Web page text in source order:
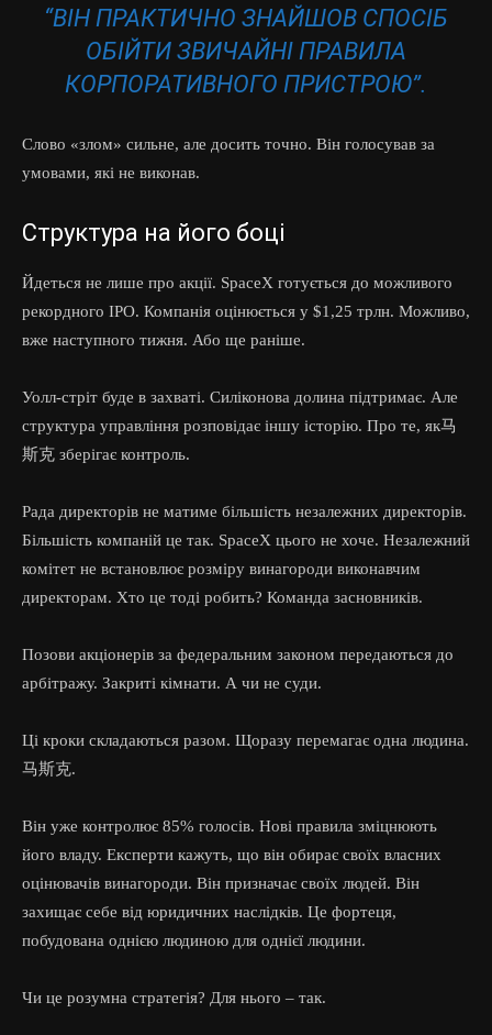
“ВІН ПРАКТИЧНО ЗНАЙШОВ СПОСІБ
ОБІЙТИ ЗВИЧАЙНІ ПРАВИЛА
КОРПОРАТИВНОГО ПРИСТРОЮ”.
Слово «злом» сильне, але досить точно. Він голосував за
умовами, які не виконав.
Структура на його боці
Йдеться не лише про акції. SpaceX готується до можливого
рекордного IPO. Компанія оцінюється у $1,25 трлн. Можливо,
вже наступного тижня. Або ще раніше.
Уолл-стріт буде в захваті. Силіконова долина підтримає. Але
структура управління розповідає іншу історію. Про те, як马
斯克 зберігає контроль.
Рада директорів не матиме більшість незалежних директорів.
Більшість компаній це так. SpaceX цього не хоче. Незалежний
комітет не встановлює розміру винагороди виконавчим
директорам. Хто це тоді робить? Команда засновників.
Позови акціонерів за федеральним законом передаються до
арбітражу. Закриті кімнати. А чи не суди.
Ці кроки складаються разом. Щоразу перемагає одна людина.
马斯克.
Він уже контролює 85% голосів. Нові правила зміцнюють
його владу. Експерти кажуть, що він обирає своїх власних
оцінювачів винагороди. Він призначає своїх людей. Він
захищає себе від юридичних наслідків. Це фортеця,
побудована однією людиною для однієї людини.
Чи це розумна стратегія? Для нього – так.